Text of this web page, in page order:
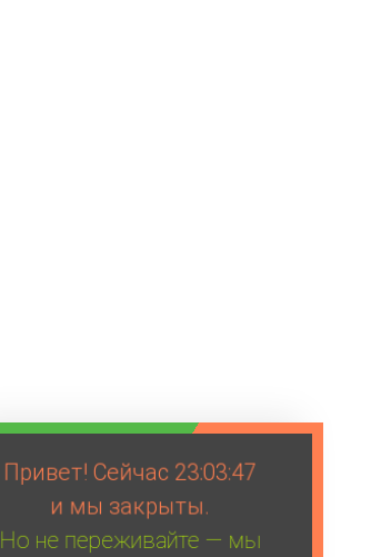
Привет! Сейчас 23:03:47
и мы закрыты.
Но не переживайте — мы